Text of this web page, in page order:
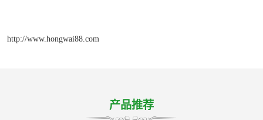
http://www.hongwai88.com
产品推荐